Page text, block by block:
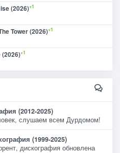
(2026)+1
Tower (2026)+1
(2026)+1
(2012-2025)
слушаем всем Дурдомом!
(1999-2025)
дискография обновлена